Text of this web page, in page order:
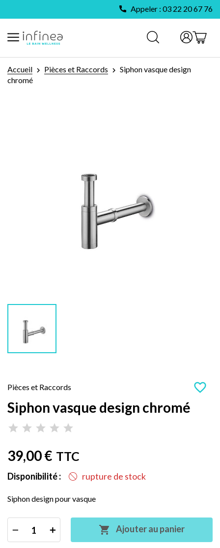
Appeler : 03 22 20 67 76
Accueil Pièces et Raccords
Siphon vasque design
chromé
favorite_border
Pièces et Raccords
Siphon vasque design chromé
39,00 € TTC
Disponibilité : rupture de stock
Siphon design pour vasque
 Ajouter au panier